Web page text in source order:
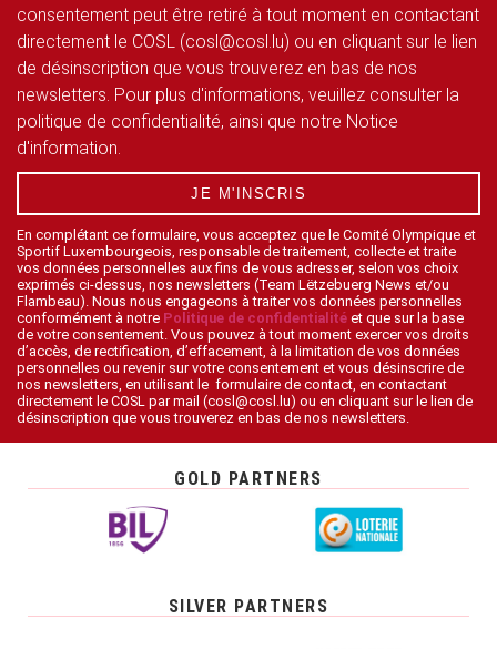
consentement peut être retiré à tout moment en contactant
directement le COSL (cosl@cosl.lu) ou en cliquant sur le lien
de désinscription que vous trouverez en bas de nos
newsletters. Pour plus d'informations, veuillez consulter la
politique de confidentialité, ainsi que notre Notice
d'information.
JE M'INSCRIS
En complétant ce formulaire, vous acceptez que le Comité Olympique et
Sportif Luxembourgeois, responsable de traitement, collecte et traite
vos données personnelles aux fins de vous adresser, selon vos choix
exprimés ci-dessus, nos newsletters (Team Lëtzebuerg News et/ou
Flambeau). Nous nous engageons à traiter vos données personnelles
conformément à notre Politique de confidentialité et que sur la base
de votre consentement. Vous pouvez à tout moment exercer vos droits
d’accès, de rectification, d’effacement, à la limitation de vos données
personnelles ou revenir sur votre consentement et vous désinscrire de
nos newsletters, en utilisant le formulaire de contact, en contactant
directement le COSL par mail (cosl@cosl.lu) ou en cliquant sur le lien de
désinscription que vous trouverez en bas de nos newsletters.
GOLD PARTNERS
SILVER PARTNERS